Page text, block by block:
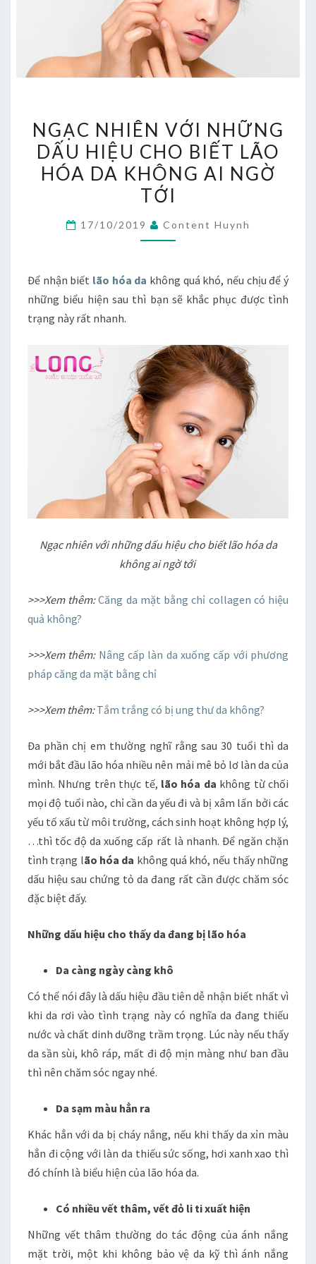
NHIÊN
VỚI
NHỮNG
DẤU
CHO
HÓA
DA
AI
NGỜ
TỚI
NGẠC NHIÊN VỚI NHỮNG
DẤU HIỆU CHO BIẾT LÃO
HÓA DA KHÔNG AI NGỜ
TỚI
17/10/2019 Content Huynh
Để nhận biết lão hóa da không quá khó, nếu chịu để ý
những biểu hiện sau thì bạn sẽ khắc phục được tình
trạng này rất nhanh.
Ngạc nhiên với những dấu hiệu cho biết lão hóa da
không ai ngờ tới
>>>Xem thêm:Căng da mặt bằng chỉ collagen có hiệu
quả không?
>>>Xem thêm: Nâng cấp làn da xuống cấp với phương
pháp căng da mặt bằng chỉ
>>>Xem thêm:Tắm trắng có bị ung thư da không?
Đa phần chị em thường nghĩ rằng sau 30 tuổi thì da
mới bắt đầu lão hóa nhiều nên mải mê bỏ lơ làn da của
mình. Nhưng trên thực tế, lão hóa da không từ chối
mọi độ tuổi nào, chỉ cần da yếu đi và bị xâm lấn bởi các
yếu tố xấu từ môi trường, cách sinh hoạt không hợp lý,
…thì tốc độ da xuống cấp rất là nhanh. Để ngăn chặn
tình trạng lão hóa da không quá khó, nếu thấy những
dấu hiệu sau chứng tỏ da đang rất cần được chăm sóc
đặc biệt đấy.
Những dấu hiệu cho thấy da đang bị lão hóa
Da càng ngày càng khô
Có thể nói đây là dấu hiệu đầu tiên dễ nhận biết nhất vì
khi da rơi vào tình trạng này có nghĩa da đang thiếu
nước và chất dinh dưỡng trầm trọng. Lúc này nếu thấy
da sần sùi, khô ráp, mất đi độ mịn màng như ban đầu
thì nên chăm sóc ngay nhé.
Da sạm màu hẳn ra
Khác hẳn với da bị cháy nắng, nếu khi thấy da xỉn màu
hẳn đi cộng với làn da thiếu sức sống, hơi xanh xao thì
đó chính là biểu hiện của lão hóa da.
Có nhiều vết thâm, vết đỏ li ti xuất hiện
Những vết thâm thường do tác động của ánh nắng
mặt trời, một khi không bảo vệ da kỹ thì ánh nắng